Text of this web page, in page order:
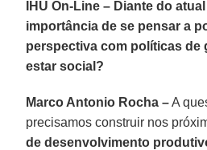
IHU On-Line – Diante do
importância de se pensar a
perspectiva com políticas de
estar social?
Marco Antonio Rocha –A
precisamos construir nos
de desenvolvimento